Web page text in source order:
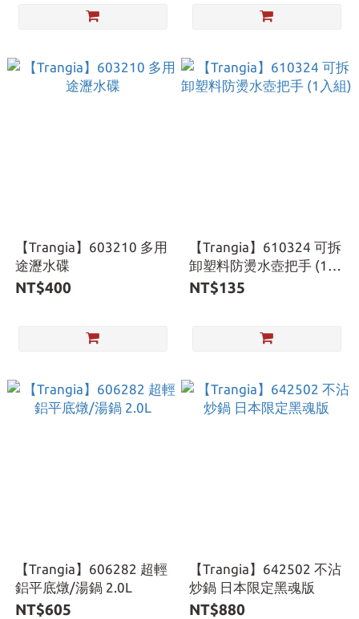
【Trangia】603210 多用
途瀝水碟
NT$400
【Trangia】610324 可拆
卸塑料防燙水壺把手 (1入
組)
NT$135
【Trangia】606282 超輕
鋁平底燉/湯鍋 2.0L
NT$605
【Trangia】642502 不沾
炒鍋 日本限定黑魂版
NT$880